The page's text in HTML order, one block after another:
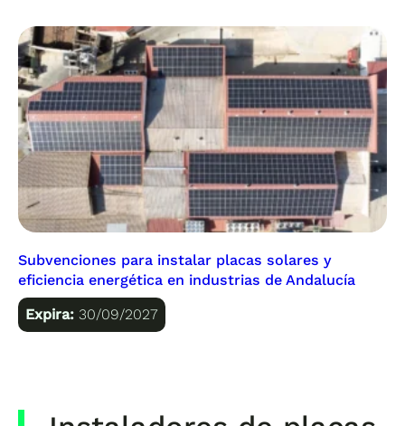
Subvenciones para instalar placas solares y
eficiencia energética en industrias de Andalucía
Expira:30/09/2027